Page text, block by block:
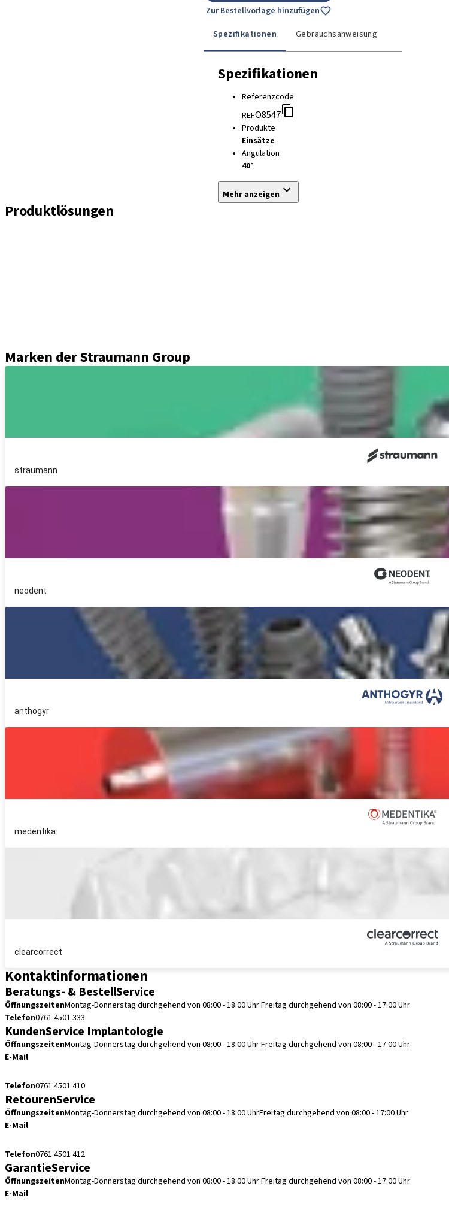
Zur Bestellvorlage hinzufügen
Spezifikationen
Gebrauchsanweisung
Spezifikationen
Referenzcode
REFO8547
Produkte
Einsätze
Angulation
40°
Mehr anzeigen
Produktlösungen
Marken der Straumann Group
straumann
neodent
anthogyr
medentika
clearcorrect
Kontaktinformationen
Beratungs- & BestellService
ÖffnungszeitenMontag-Donnerstag durchgehend von 08:00 - 18:00 UhrFreitag durchgehend von 08:00 - 17:00 Uhr
Telefon0761 4501 333
KundenService Implantologie
ÖffnungszeitenMontag-Donnerstag durchgehend von 08:00 - 18:00 UhrFreitag durchgehend von 08:00 - 17:00 Uhr
E-Mail
Telefon0761 4501 410
RetourenService
ÖffnungszeitenMontag-Donnerstag durchgehend von 08:00 - 18:00 UhrFreitag durchgehend von 08:00 - 17:00 Uhr
E-Mail
Telefon0761 4501 412
GarantieService
ÖffnungszeitenMontag-Donnerstag durchgehend von 08:00 - 18:00 UhrFreitag durchgehend von 08:00 - 17:00 Uhr
E-Mail